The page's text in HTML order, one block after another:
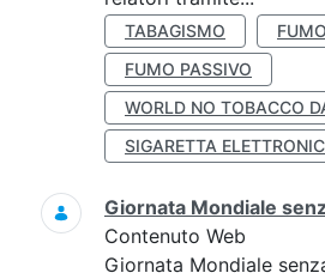
TABAGISMO FUMO
FUMO PASSIVO
WORLD NO TOBACCO
SIGARETTA
Giornata Mondiale
Contenuto Web
Giornata Mondiale